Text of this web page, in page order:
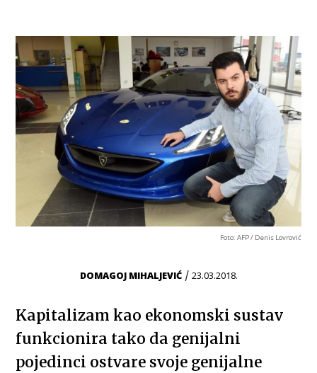
Foto: AFP / Denis Lovrović
DOMAGOJ MIHALJEVIĆ/ 23.03.2018.
Kapitalizam kao ekonomski sustav
funkcionira tako da genijalni
pojedinci ostvare svoje genijalne